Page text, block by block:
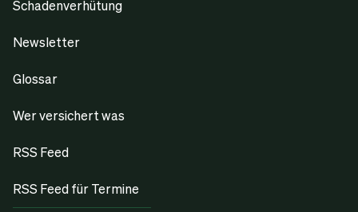
Schadenverhütung
Newsletter
Glossar
Wer versichert was
RSS Feed
RSS Feed für Termine